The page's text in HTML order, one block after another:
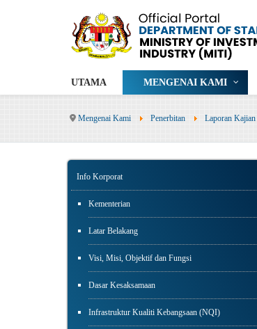
UTAMA MENGENAI KAMI
Mengenai Kami Penerbitan Laporan Kajian
Info Korporat
Kementerian
Latar Belakang
Visi, Misi, Objektif dan Fungsi
Dasar Kesaksamaan
Infrastruktur Kualiti Kebangsaan (NQI)